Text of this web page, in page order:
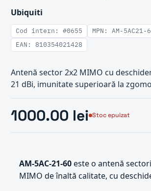
Ubiquiti
Cod intern: #0655
MPN: AM-5AC21-
EAN: 810354021428
Antenă sector 2x2 MIMO cu
21 dBi, imunitate superioară la
1000.00 lei Stoc epuizat
AM-5AC-21-60este o antenă
MIMO de înaltă calitate, cu